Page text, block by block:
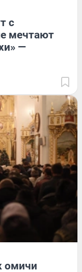
с
мечтают
—
омичи